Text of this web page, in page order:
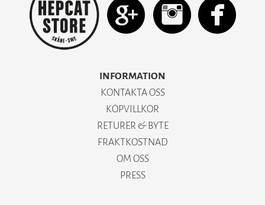
INFORMATION
KONTAKTA OSS
KÖPVILLKOR
RETURER & BYTE
FRAKTKOSTNAD
OM OSS
PRESS